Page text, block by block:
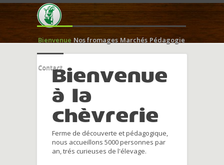
Bienvenue Nos fromages Marchés Pédagogie
ContactBienvenue
à la
chèvrerie
Ferme de découverte et pédagogique,
nous accueillons 5000 personnes par
an, trés curieuses de l'élevage.